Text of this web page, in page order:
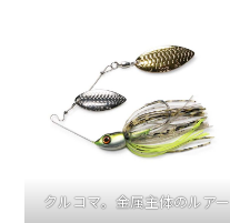
クルコマ。金属主体のルアー